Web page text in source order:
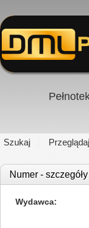
Szukaj Przeglądaj
Numer - szczegóły
Wydawca